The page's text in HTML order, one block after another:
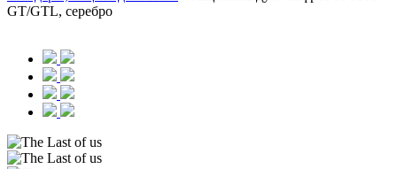
GT/GTL, серебро